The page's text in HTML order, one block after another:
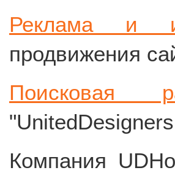
Реклама и
продвижения
Поисковая
Компания